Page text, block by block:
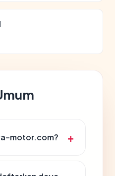
motor.com?